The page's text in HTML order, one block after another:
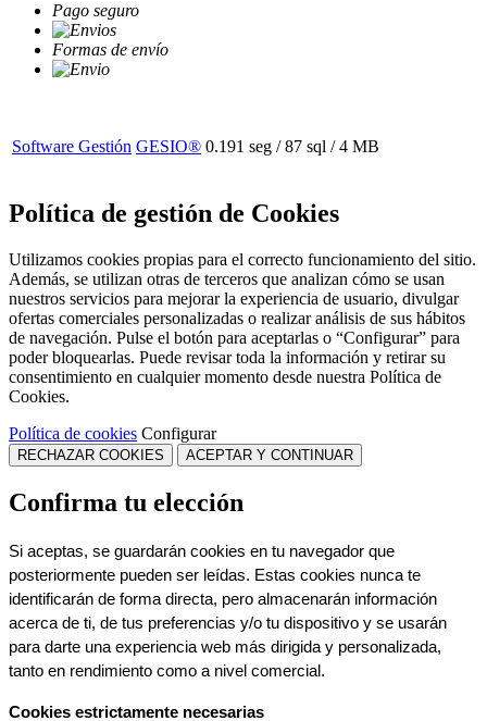
Pago seguro
Formas de envío
Software Gestión GESIO® 0.191 seg /87 sql / 4 MB
Política de gestión de Cookies
Utilizamos cookies propias para el correcto funcionamiento del sitio.
Además, se utilizan otras de terceros que analizan cómo se usan
nuestros servicios para mejorar la experiencia de usuario, divulgar
ofertas comerciales personalizadas o realizar análisis de sus hábitos
de navegación. Pulse el botón para aceptarlas o “Configurar” para
poder bloquearlas. Puede revisar toda la información y retirar su
consentimiento en cualquier momento desde nuestra Política de
Cookies.
Política de cookies Configurar
RECHAZAR COOKIES ACEPTAR Y CONTINUAR
Confirma tu elección
Si aceptas, se guardarán cookies en tu navegador que
posteriormente pueden ser leídas. Estas cookies nunca te
identificarán de forma directa, pero almacenarán información
acerca de ti, de tus preferencias y/o tu dispositivo y se usarán
para darte una experiencia web más dirigida y personalizada,
tanto en rendimiento como a nivel comercial.
Cookies estrictamente necesarias